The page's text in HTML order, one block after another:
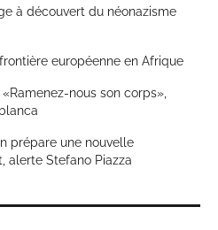
à découvert du néonazisme
européenne en Afrique
nous son corps»,
prépare une nouvelle
alerte Stefano Piazza